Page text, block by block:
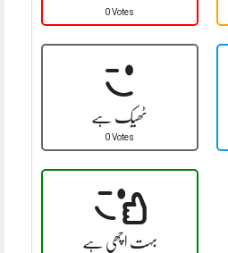
0 Votes
ٹھیک ہے
0 Votes
بہت اچھی ہے